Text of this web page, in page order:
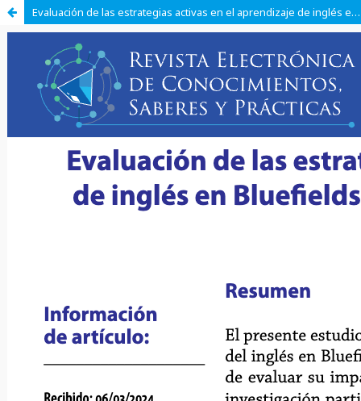
Evaluación de las estrategias activas en el aprendizaje de inglés en Bluefields Indian & Caribbean University